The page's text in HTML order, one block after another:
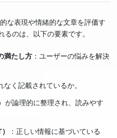
な表現や情緒的な文章を評価す
のは、以下の要素です。
満たし方 ：ユーザーの悩みを解決
なく記載されているか。
が論理的に整理され、読みやす
：正しい情報に基づいている